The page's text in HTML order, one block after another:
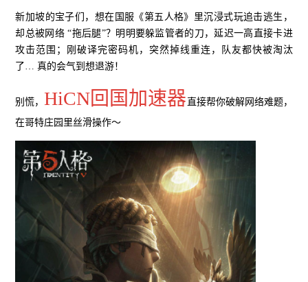
新加坡的宝子们，想在国服《第五人格》里沉浸式玩追击逃生，
却总被网络 “拖后腿”？明明要躲监管者的刀，延迟一高直接卡进
攻击范围；刚破译完密码机，突然掉线重连，队友都快被淘汰
了… 真的会气到想退游！
别慌， HiCN回国加速器 直接帮你破解网络难题，
在哥特庄园里丝滑操作～